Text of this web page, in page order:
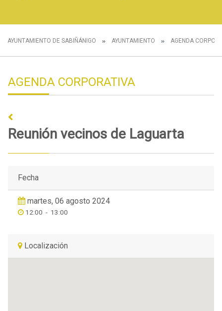
AYUNTAMIENTO DE SABIÑÁNIGO AYUNTAMIENTO AGENDA
AGENDA CORPORATIVA
Reunión vecinos de Laguarta
Fecha
martes, 06 agosto 2024
12:00 - 13:00
Localización